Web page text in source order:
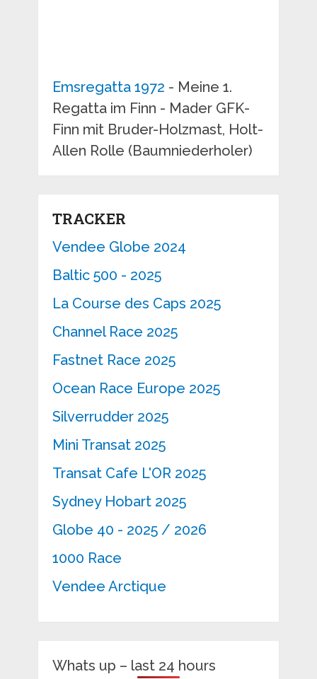
Emsregatta 1972 - Meine 1.
Regatta im Finn - Mader GFK-
Finn mit Bruder-Holzmast, Holt-
Allen Rolle (Baumniederholer)
TRACKER
Vendee Globe 2024
Baltic 500 - 2025
La Course des Caps 2025
Channel Race 2025
Fastnet Race 2025
Ocean Race Europe 2025
Silverrudder 2025
Mini Transat 2025
Transat Cafe L'OR 2025
Sydney Hobart 2025
Globe 40 - 2025 / 2026
1000 Race
Vendee Arctique
Whats up – last 24 hours